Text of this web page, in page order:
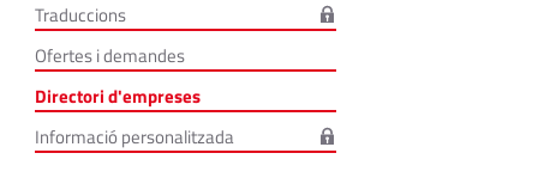
Traduccions
Ofertes i demandes
Directori d'empreses
Informació personalitzada